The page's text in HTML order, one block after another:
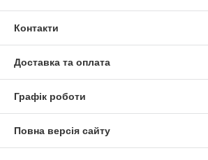
Контакти
Доставка та оплата
Графік роботи
Повна версія сайту